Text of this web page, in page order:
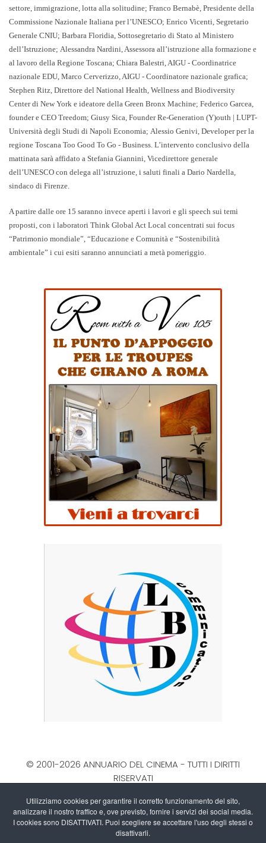
Utilizziamo cookies per garantire il corretto funzionamento del sito,
analizzare il nostro traffico e, ove previsto, fornire i servizi dei social media.
I cookies sono DISATTIVATI. Puoi scegliere se accettare l'uso degli stessi o
disattivarli.
settore, immigrazione, lotta alla solitudine; Franco Bernabè, Presidente della
Commissione Nazionale Italiana per l’UNESCO; Enrico Vicenti, Segretario
Generale CNIU; Barbara Floridia, Sottosegretario di Stato al Ministero
dell’Istruzione; Alessandra Nardini, Assessora all’istruzione alla formazione e
al lavoro della Regione Toscana; Chiara Balestri, AIGU - Coordinatrice
nazionale EDU, Marco Cerverizzo, AIGU - Coordinatore nazionale grafica;
Stephen Ritz, Direttore del National Health, Wellness and Biodiversity
Center di New York e ideatore della Green Bronx Machine; Federico Garcea,
founder e CEO Treedom; Giusy Sica, Founder Re-Generation (Y)outh | LUPT-
Università degli Studi di Napoli Economia; Alessio Genivi, Developer per la
regione Toscana Too Good To Go - Business. L’intervento conclusivo della
mattinata sarà affidato a Stefania Giannini, Vicedirettore generale
dell’UNESCO con delega all’istruzione, i saluti finali a Dario Nardella,
sindaco di Firenze.
A partire dalle ore 15 saranno invece aperti i lavori e gli speech sui temi
proposti, con i laboratori Think Global Act Local concentrati sui focus
“Patrimonio mondiale”, “Educazione e Comunità e “Sostenibilità
ambientale” i cui esiti saranno annunciati a metà pomeriggio.
© 2001-2026 ANNUARIO DEL CINEMA - TUTTI I DIRITTI
RISERVATI
rimuovere, oscurare, modificare, immagini e testi dal
sito, a propria discrezione.
Questo blog non rappresenta una testata giornalistica